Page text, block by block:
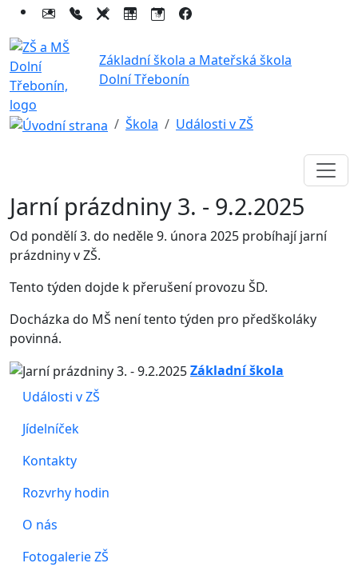
Základní škola a Mateřská škola
Dolní Třebonín
Škola Události v ZŠ
Jarní prázdniny 3. - 9.2.2025
Od pondělí 3. do neděle 9. února 2025 probíhají jarní
prázdniny v ZŠ.
Tento týden dojde k přerušení provozu ŠD.
Docházka do MŠ není tento týden pro předškoláky
povinná.
Základní škola
Události v ZŠ
Jídelníček
Kontakty
Rozvrhy hodin
O nás
Fotogalerie ZŠ